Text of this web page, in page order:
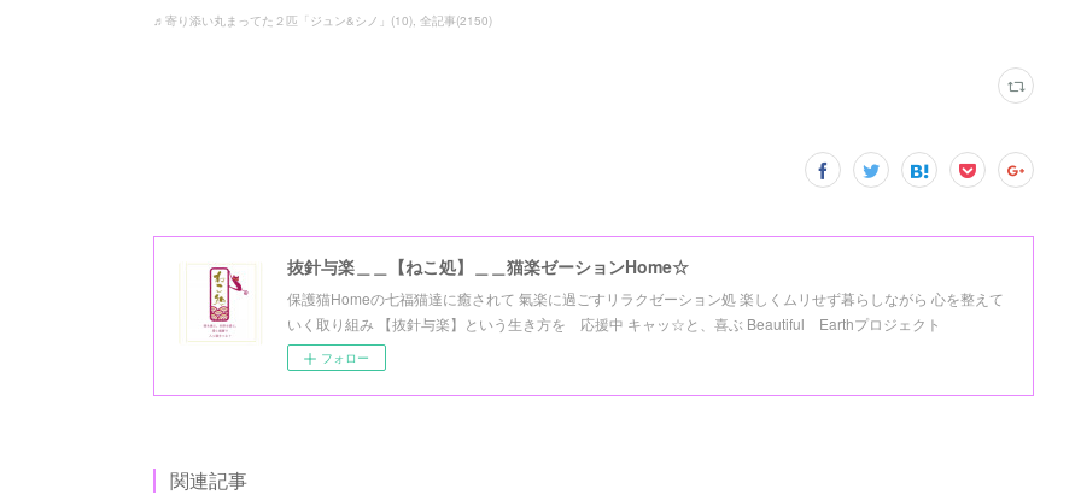
♬寄り添い丸まってた２匹「ジュン&シノ」 (10) 全記事(2150)
抜針与楽＿＿【ねこ処】＿＿猫楽ゼーションHome☆
保護猫Homeの七福猫達に癒されて 氣楽に過ごすリラクゼーション処 楽しくムリせず暮らしながら 心を整えて
いく取り組み 【抜針与楽】という生き方を 応援中 キャッ☆と、喜ぶ Beautiful Earthプロジェクト
フォロー
関連記事